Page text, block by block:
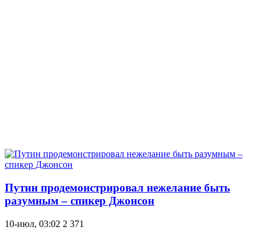
Путин продемонстрировал нежелание быть
разумным – спикер Джонсон
10-июл, 03:02 2 371